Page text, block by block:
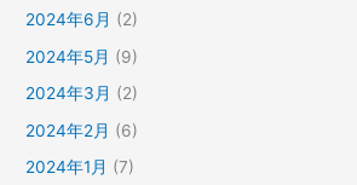
2024年6月 (2)
2024年5月 (9)
2024年3月 (2)
2024年2月 (6)
2024年1月 (7)